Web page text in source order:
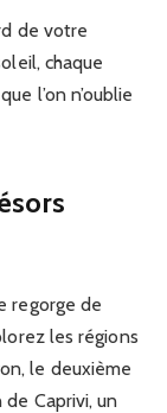
de votre
chaque
l’on n’oublie
regorge de
les régions
le deuxième
Caprivi, un